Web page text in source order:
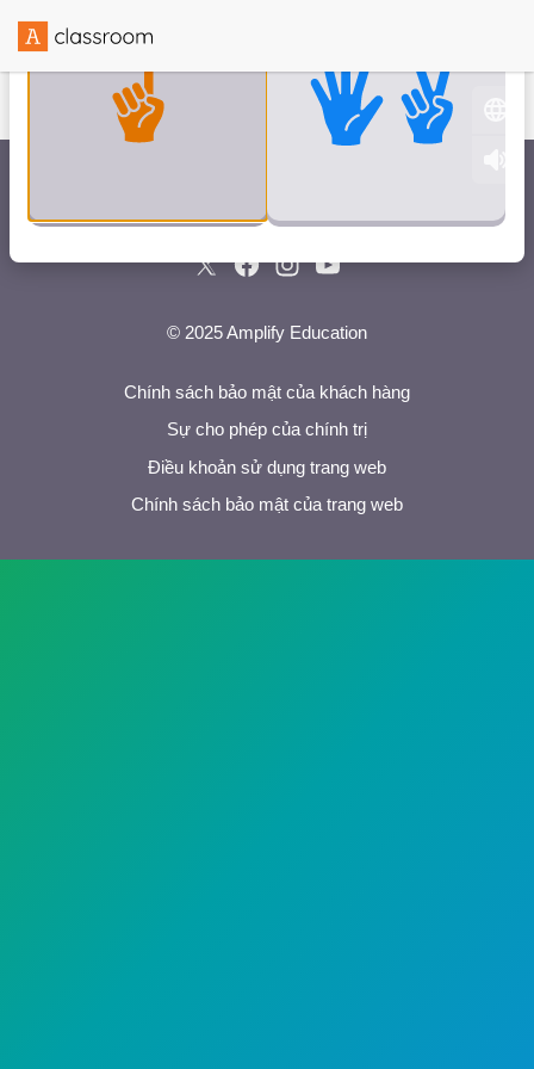
Được tạo với sự hợp tác của
© 2025 Amplify Education
Chính sách bảo mật của khách hàng
Sự cho phép của chính trị
Điều khoản sử dụng trang web
Chính sách bảo mật của trang web